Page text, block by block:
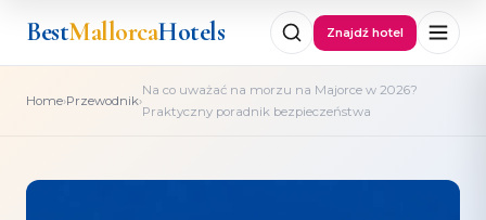
BestMallorcaHotels Znajdź hotel
Home›Przewodnik›
Na co uważać na morzu na Majorce w 2026?
Praktyczny poradnik bezpieczeństwa